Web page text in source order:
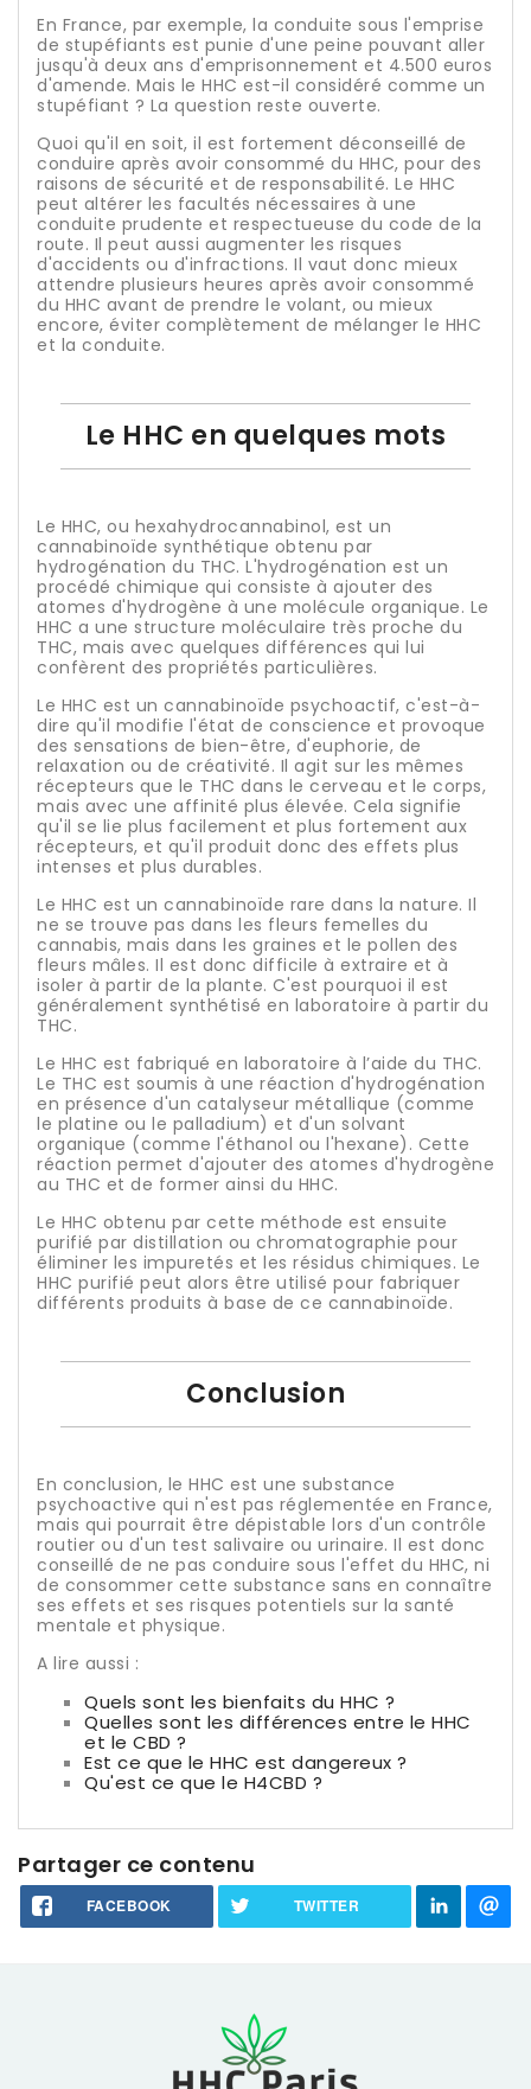
En France, par exemple, la conduite sous l'emprise
de stupéfiants est punie d'une peine pouvant aller
jusqu'à deux ans d'emprisonnement et 4.500 euros
d'amende. Mais le HHC est-il considéré comme un
stupéfiant ? La question reste ouverte.
Quoi qu'il en soit, il est fortement déconseillé de
conduire après avoir consommé du HHC, pour des
raisons de sécurité et de responsabilité. Le HHC
peut altérer les facultés nécessaires à une
conduite prudente et respectueuse du code de la
route. Il peut aussi augmenter les risques
d'accidents ou d'infractions. Il vaut donc mieux
attendre plusieurs heures après avoir consommé
du HHC avant de prendre le volant, ou mieux
encore, éviter complètement de mélanger le HHC
et la conduite.
Le HHC en quelques mots
Le HHC, ou hexahydrocannabinol, est un
cannabinoïde synthétique obtenu par
hydrogénation du THC. L'hydrogénation est un
procédé chimique qui consiste à ajouter des
atomes d'hydrogène à une molécule organique. Le
HHC a une structure moléculaire très proche du
THC, mais avec quelques différences qui lui
confèrent des propriétés particulières.
Le HHC est un cannabinoïde psychoactif, c'est-à-
dire qu'il modifie l'état de conscience et provoque
des sensations de bien-être, d'euphorie, de
relaxation ou de créativité. Il agit sur les mêmes
récepteurs que le THC dans le cerveau et le corps,
mais avec une affinité plus élevée. Cela signifie
qu'il se lie plus facilement et plus fortement aux
récepteurs, et qu'il produit donc des effets plus
intenses et plus durables.
Le HHC est un cannabinoïde rare dans la nature. Il
ne se trouve pas dans les fleurs femelles du
cannabis, mais dans les graines et le pollen des
fleurs mâles. Il est donc difficile à extraire et à
isoler à partir de la plante. C'est pourquoi il est
généralement synthétisé en laboratoire à partir du
THC.
Le HHC est fabriqué en laboratoire à l’aide du THC.
Le THC est soumis à une réaction d'hydrogénation
en présence d'un catalyseur métallique (comme
le platine ou le palladium) et d'un solvant
organique (comme l'éthanol ou l'hexane). Cette
réaction permet d'ajouter des atomes d'hydrogène
au THC et de former ainsi du HHC.
Le HHC obtenu par cette méthode est ensuite
purifié par distillation ou chromatographie pour
éliminer les impuretés et les résidus chimiques. Le
HHC purifié peut alors être utilisé pour fabriquer
différents produits à base de ce cannabinoïde.
Conclusion
En conclusion, le HHC est une substance
psychoactive qui n'est pas réglementée en France,
mais qui pourrait être dépistable lors d'un contrôle
routier ou d'un test salivaire ou urinaire. Il est donc
conseillé de ne pas conduire sous l'effet du HHC, ni
de consommer cette substance sans en connaître
ses effets et ses risques potentiels sur la santé
mentale et physique.
A lire aussi :
Quels sont les bienfaits du HHC ?
Quelles sont les différences entre le HHC
et le CBD ?
Est ce que le HHC est dangereux ?
Qu'est ce que le H4CBD ?
Partager ce contenu
FACEBOOK TWITTER